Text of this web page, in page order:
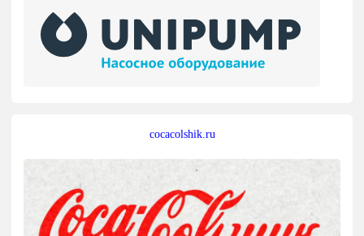
cocacolshik.ru